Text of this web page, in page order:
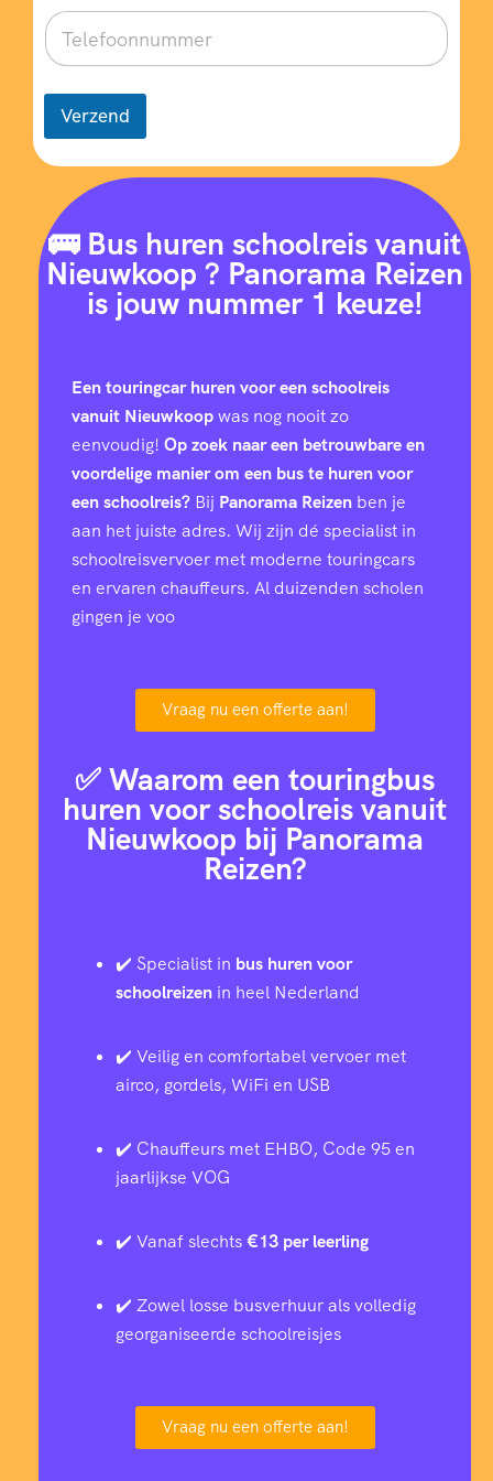
Verzend
🚌 Bus huren schoolreis vanuit
Nieuwkoop ? Panorama Reizen
is jouw nummer 1 keuze!
Een touringcar huren voor een schoolreis
vanuit Nieuwkoopwas nog nooit zo
eenvoudig! Op zoek naar een betrouwbare en
voordelige manier om een bus te huren voor
een schoolreis? Bij Panorama Reizen ben je
aan het juiste adres. Wij zijn dé specialist in
schoolreisvervoer met moderne touringcars
en ervaren chauffeurs. Al duizenden scholen
gingen je voo
Vraag nu een offerte aan!
✅ Waarom een touringbus
huren voor schoolreis vanuit
Nieuwkoop bij Panorama
Reizen?
✔️ Specialist in bus huren voor
schoolreizen in heel Nederland
✔️ Veilig en comfortabel vervoer met
airco, gordels, WiFi en USB
✔️ Chauffeurs met EHBO, Code 95 en
jaarlijkse VOG
✔️ Vanaf slechts€13 per leerling
✔️ Zowel losse busverhuur als volledig
georganiseerde schoolreisjes
Vraag nu een offerte aan!